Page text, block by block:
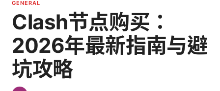
GENERAL
Clash节点购买：
2026年最新指南与避
坑攻略